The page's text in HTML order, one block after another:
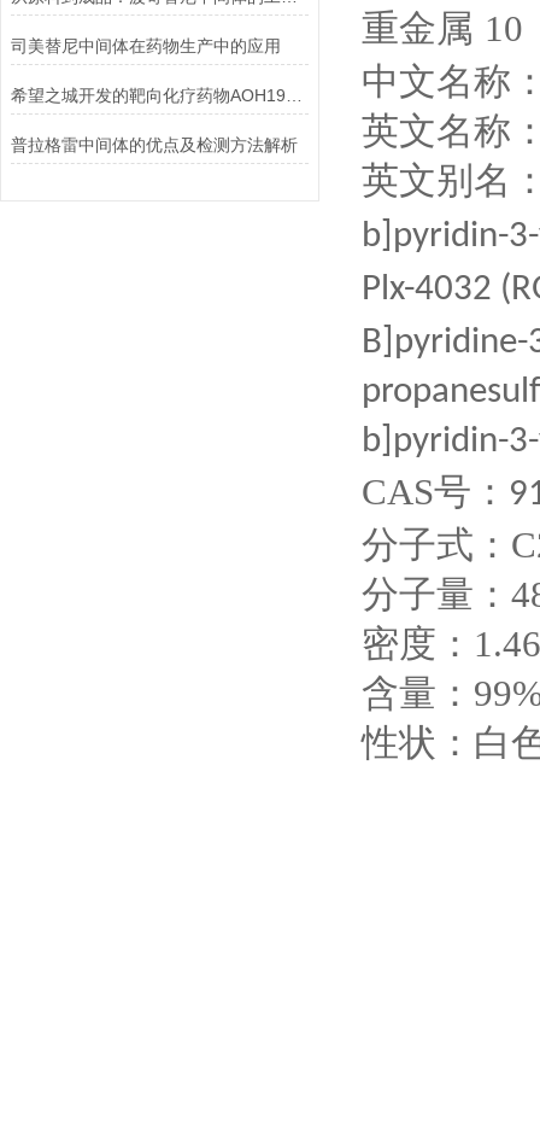
司美替尼中间体在药物生产中的应用
普拉格雷中间体的优点及检测方法解析
重金属 10
中文名称
英文名称
英文别名
b]pyridin-
Plx-4032
B]pyridine-
b]pyridin-
CAS号：
分子式：
分子量：
密度：1.46
含量：
性状：白